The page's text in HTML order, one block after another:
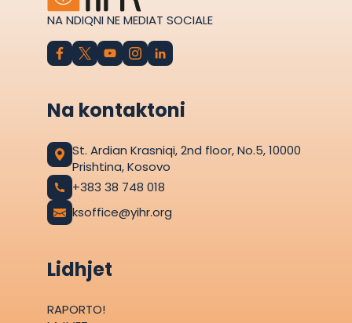
NA NDIQNI NE MEDIAT SOCIALE
Na kontaktoni
St. Ardian Krasniqi, 2nd floor, No.5, 10000
Prishtina, Kosovo
+383 38 748 018
ksoffice@yihr.org
Lidhjet
RAPORTO!